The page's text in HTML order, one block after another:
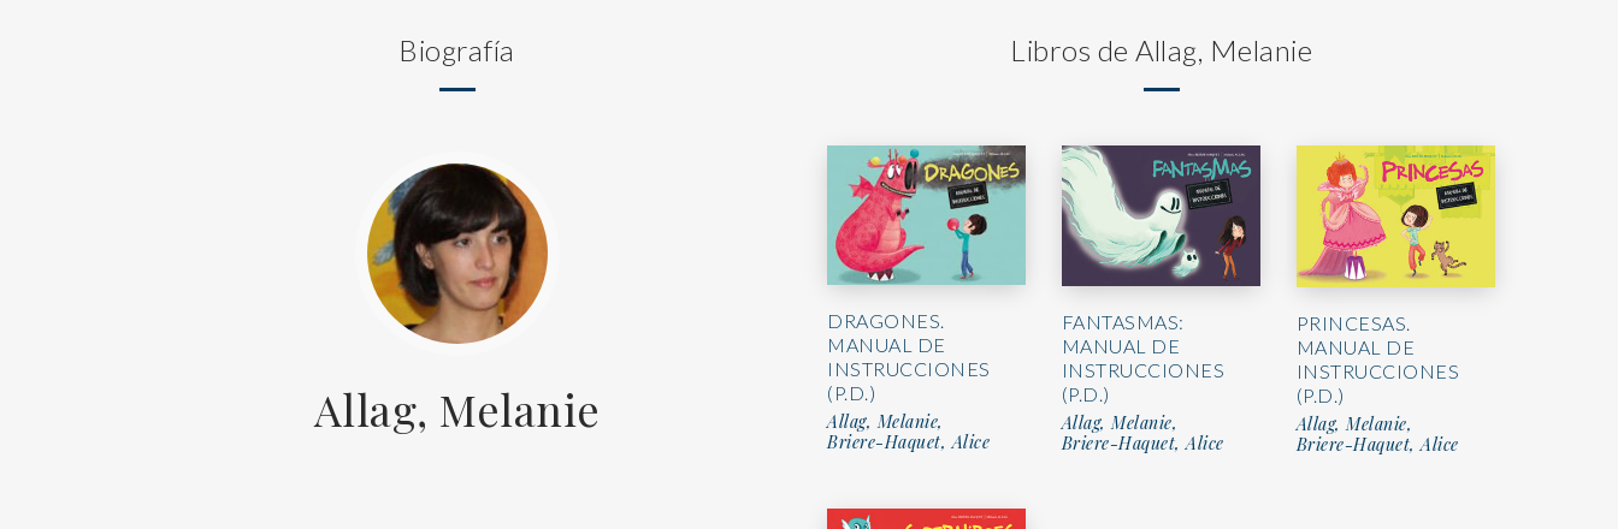
Biografía
Allag, Melanie
Libros de Allag, Melanie
DRAGONES.
MANUAL DE
INSTRUCCIONES
(P.D.)
Allag, Melanie,
Briere-Haquet, Alice
FANTASMAS:
MANUAL DE
INSTRUCCIONES
(P.D.)
Allag, Melanie,
Briere-Haquet, Alice
PRINCESAS.
MANUAL DE
INSTRUCCIONES
(P.D.)
Allag, Melanie,
Briere-Haquet, Alice